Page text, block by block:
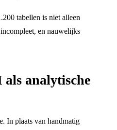
tabellen is niet alleen
en nauwelijks
als analytische
In plaats van handmatig